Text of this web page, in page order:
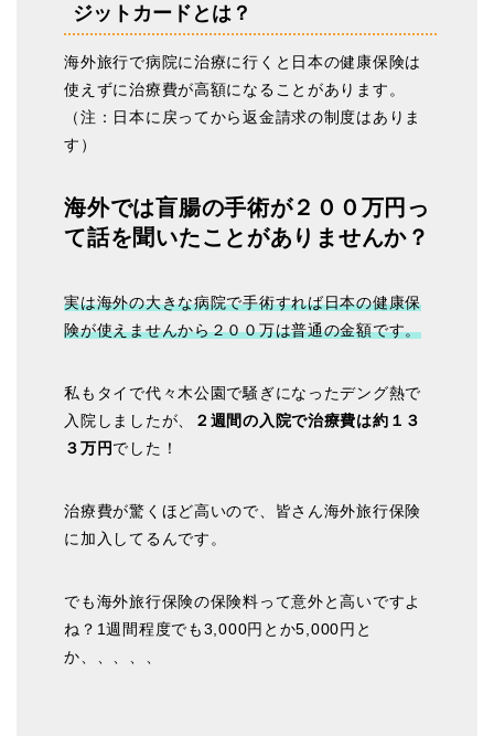
ジットカードとは？
海外旅行で病院に治療に行くと日本の健康保険は
使えずに治療費が高額になることがあります。
（注：日本に戻ってから返金請求の制度はありま
す）
海外では盲腸の手術が２００万円っ
て話を聞いたことがありませんか？
実は海外の大きな病院で手術すれば日本の健康保
険が使えませんから２００万は普通の金額です。
私もタイで代々木公園で騒ぎになったデング熱で
入院しましたが、
２週間の入院で治療費は約１３
３万円でした！
治療費が驚くほど高いので、皆さん海外旅行保険
に加入してるんです。
でも海外旅行保険の保険料って意外と高いですよ
ね？1週間程度でも3,000円とか5,000円と
か、、、、、